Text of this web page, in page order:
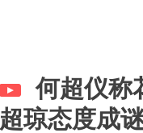
何超仪称
超琼态度成